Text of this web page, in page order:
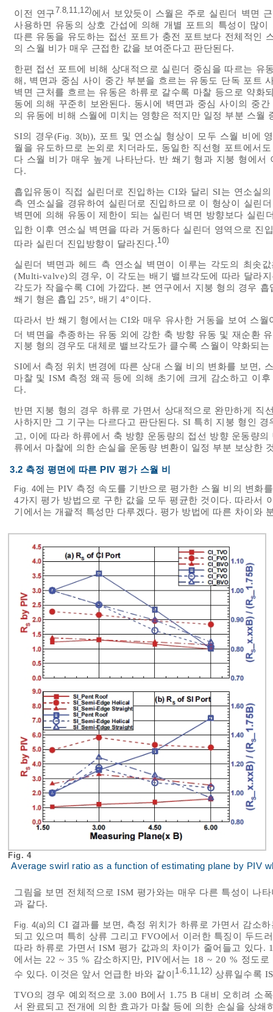
이전 연구7.8, 11 ,12)에서 보았듯이 스월은 주로 실린더 벽면
사용하면 유동의 상호 간섭에 의해 개별 포트의 특성이 많
따른 유동을 유도하는 접선 포트가 충전 포트보다 전체적인
의 스월 비가 매우 근접한 값을 보여준다고 판단된다.
한편 접선 포트에 비해 상대적으로 실린더 중심을 따르는 유
해, 벽면과 중심 사이 중간 부분을 흐르는 유동도 단독 포트
벽면 근처를 흐르는 유동은 하류로 갈수록 마찰 등으로 약화
동에 의해 꾸준히 보완된다. 동시에 벽면과 중심 사이의 중
의 유동에 비해 스월에 미치는 영향은 적지만 일정 부분 스월
SI의 경우(Fig. 3(b)), 포트 및 연소실 형상이 모두 스월 비에
월을 유도하므로 논외로 치더라도, 동일한 직선형 포트에서
다 스월 비가 매우 높게 나타난다. 반 쐐기 형과 지붕 형에
다.
흡입유동이 직접 실린더로 진입하는 CI와 달리 SI는 연소실
측 연소실을 경유하여 실린더로 진입하므로 이 형상이 실린
벽면에 의해 유동이 제한이 되는 실린더 벽면 방향보다 실린
입한 이후 연소실 벽면을 따라 거동하다 실린더 영역으로 진
따라 실린더 진입방향이 달라진다.10)
실린더 벽면과 헤드 측 연소실 벽면이 이루는 각도의 최솟
(Multi-valve)의 경우, 이 각도는 배기 밸브각도에 따라 달라
각도가 작을수록 CI에 가깝다. 본 연구에서 지붕 형의 경우
쐐기 형은 흡입 25°, 배기 4°이다.
따라서 반 쐐기 형에서는 CI와 매우 유사한 거동을 보여 스
더 벽면을 추종하는 유동 외에 강한 축 방향 유동 및 재순환
지붕 형의 경우도 대체로 밸브각도가 클수록 스월이 약화되
SI에서 측정 위치 변경에 따른 상대 스월 비의 변화를 보면,
마찰 및 ISM 측정 왜곡 등에 의해 초기에 크게 감소하고 이
다.
반면 지붕 형의 경우 하류로 가면서 상대적으로 완만하게 직
사하지만 그 기구는 다르다고 판단된다. SI 특히 지붕 형인
고, 이에 따라 하류에서 축 방향 운동량의 접선 방향 운동량
류에서 마찰에 의한 손실을 운동량 변환이 일정 부분 보상한
3.2 측정 평면에 따른 PIV 평가 스월 비
Fig. 4에는 PIV 측정 속도를 기반으로 평가한 스월 비의 변화
4가지 평가 방법으로 구한 값을 모두 평균한 것이다. 따라서
기에서는 개괄적 특성만 다루겠다. 평가 방법에 따른 차이와
Fig. 4
Average swirl ratio as a function of estimating plane by PIV
그림을 보면 전체적으로 ISM 평가와는 매우 다른 특성이 나
과 같다.
Fig. 4(a)의 CI 결과를 보면, 측정 위치가 하류로 가면서 감소
되고 있으며 특히 상류 그리고 FVO에서 이러한 특징이 두드
따라 하류로 가면서 ISM 평가 값과의 차이가 줄어들고 있다
에서는 22 ~ 35 % 감소하지만, PIV에서는 18 ~ 20 % 정도
수 있다. 이것은 앞서 언급한 바와 같이 1-6,11, 12) 상류일수록
TVO의 경우 예외적으로 3.00 B에서 1.75 B 대비 오히려 소
서 완료되고 전개에 의한 효과가 마찰 등에 의한 손실을 상